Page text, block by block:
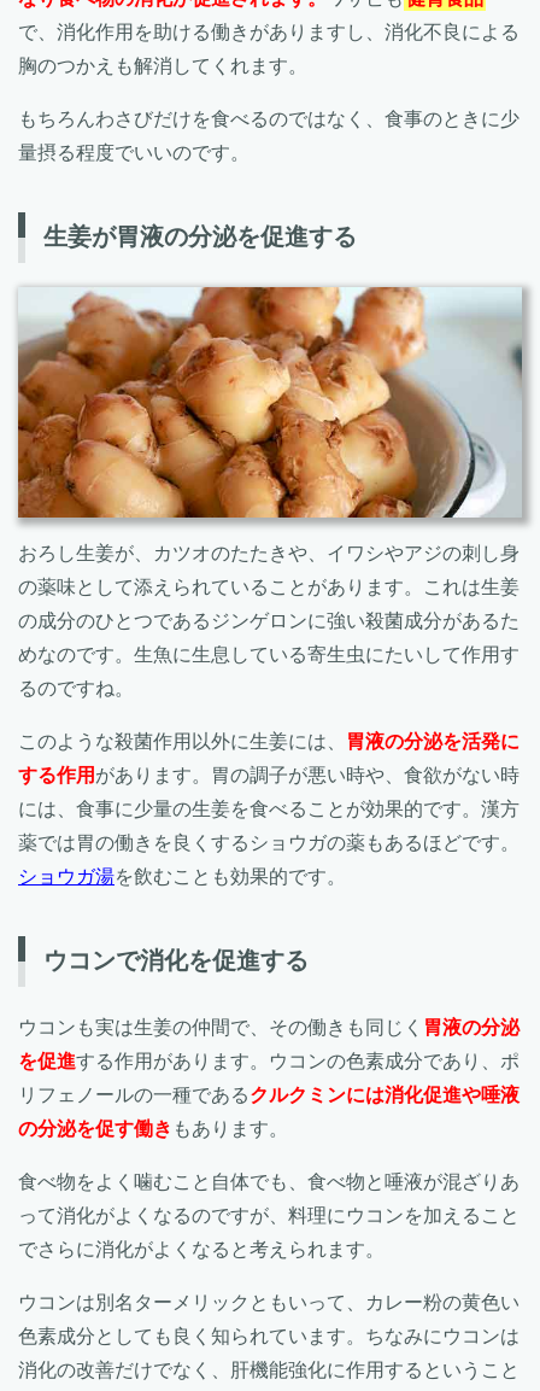
で、消化作用を助ける働きがありますし、消化不良による
胸のつかえも解消してくれます。
もちろんわさびだけを食べるのではなく、食事のときに少
量摂る程度でいいのです。
生姜が胃液の分泌を促進する
おろし生姜が、カツオのたたきや、イワシやアジの刺し身
の薬味として添えられていることがあります。これは生姜
の成分のひとつであるジンゲロンに強い殺菌成分があるた
めなのです。生魚に生息している寄生虫にたいして作用す
るのですね。
このような殺菌作用以外に生姜には、
胃液の分泌を活発に
する作用 があります。胃の調子が悪い時や、食欲がない時
には、食事に少量の生姜を食べることが効果的です。漢方
薬では胃の働きを良くするショウガの薬もあるほどです。
ショウガ湯を飲むことも効果的です。
ウコンで消化を促進する
ウコンも実は生姜の仲間で、その働きも同じく 胃液の分泌
を促進する作用があります。ウコンの色素成分であり、ポ
リフェノールの一種であるクルクミンには消化促進や唾液
の分泌を促す働き もあります。
食べ物をよく噛むこと自体でも、食べ物と唾液が混ざりあ
って消化がよくなるのですが、料理にウコンを加えること
でさらに消化がよくなると考えられます。
ウコンは別名ターメリックともいって、カレー粉の黄色い
色素成分としても良く知られています。ちなみにウコンは
消化の改善だけでなく、肝機能強化に作用するということ